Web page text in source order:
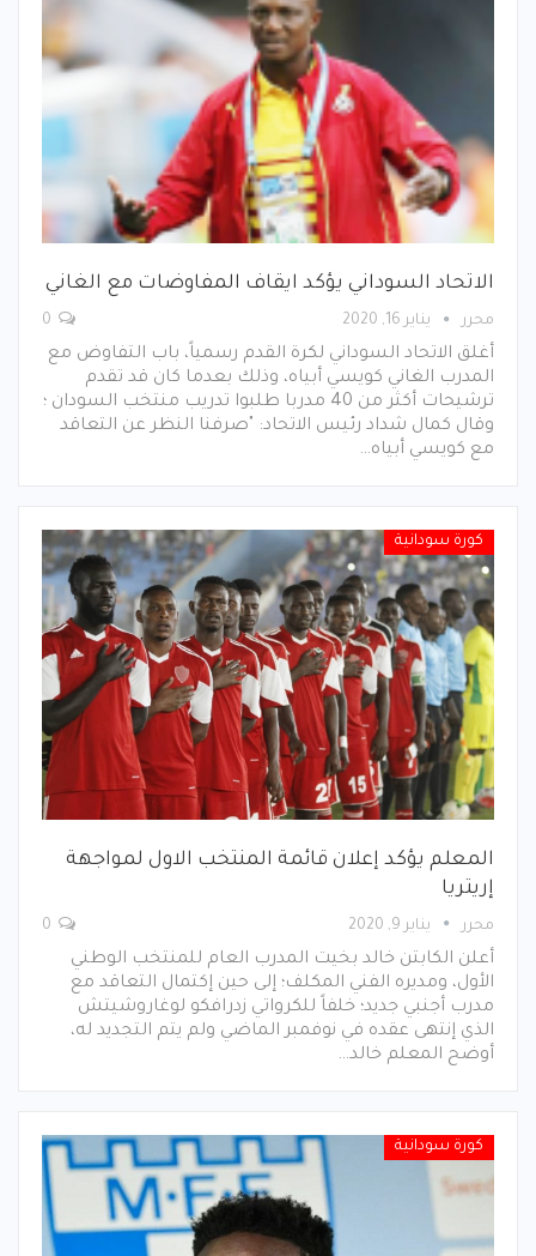
الاتحاد السوداني يؤكد ايقاف المفاوضات مع الغاني
محرر يناير 16, 2020
أغلق الاتحاد السوداني لكرة القدم رسمياً، باب التفاوض مع
المدرب الغاني كويسي أبياه، وذلك بعدما كان قد تقدم
ترشيحات أكثر من 40 مدربا طلبوا تدريب منتخب السودان ؛
وقال كمال شداد رئيس الاتحاد: "صرفنا النظر عن التعاقد
مع كويسي أبياه…
كورة سودانية
المعلم يؤكد إعلان قائمة المنتخب الاول لمواجهة
إريتريا
محرر يناير 9, 2020
أعلن الكابتن خالد بخيت المدرب العام للمنتخب الوطني
الأول، ومديره الفني المكلف؛ إلى حين إكتمال التعاقد مع
مدرب أجنبي جديد؛ خلفاً للكرواتي زدرافكو لوغاروشيتش
الذي إنتهى عقده في نوفمبر الماضي ولم يتم التجديد له،
أوضح المعلم خالد…
كورة سودانية